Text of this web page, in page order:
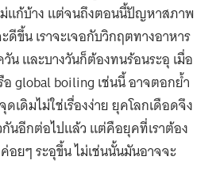
แก้บ้าง แต่จนถึงตอนนี้ปัญหาสภาพ
ขึ้น เราจะเจอกับวิกฤตทางอาหาร
และบางวันก็ต้องทนร้อนระอุ เมื่อ
อ global boiling เช่นนี้ อาจตอกย้ำ
เดิมไม่ใช่เรื่องง่าย ยุคโลกเดือดจึง
นอีกต่อไปแล้ว แต่คือยุคที่เราต้อง
ยๆ ระอุขึ้น ไม่เช่นนั้นมันอาจจะ